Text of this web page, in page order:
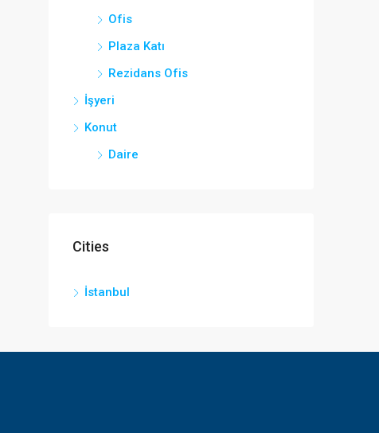
Ofis
Plaza Katı
Rezidans Ofis
İşyeri
Konut
Daire
Cities
İstanbul